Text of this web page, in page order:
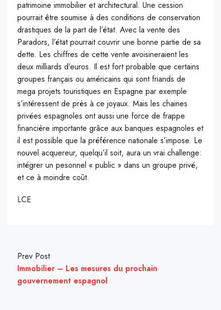
patrimoine immobilier et architectural. Une cession
pourrait être soumise à des conditions de conservation
drastiques de la part de l’état. Avec la vente des
Paradors, l’état pourrait couvrir une bonne partie de sa
dette. Les chiffres de cette vente avoisineraient les
deux milliards d’euros. Il est fort probable que certains
groupes français ou américains qui sont friands de
mega projets touristiques en Espagne par exemple
s’intéressent de près à ce joyaux. Mais les chaines
privées espagnoles ont aussi une force de frappe
financière importante grâce aux banques espagnoles et
il est possible que la préférence nationale s’impose. Le
nouvel acquereur, quelqu’il soit, aura un vrai challenge:
intégrer un pesonnel « public » dans un groupe privé,
et ce à moindre coût.
LCE
Prev Post
Immobilier – Les mesures du prochain
gouvernement espagnol